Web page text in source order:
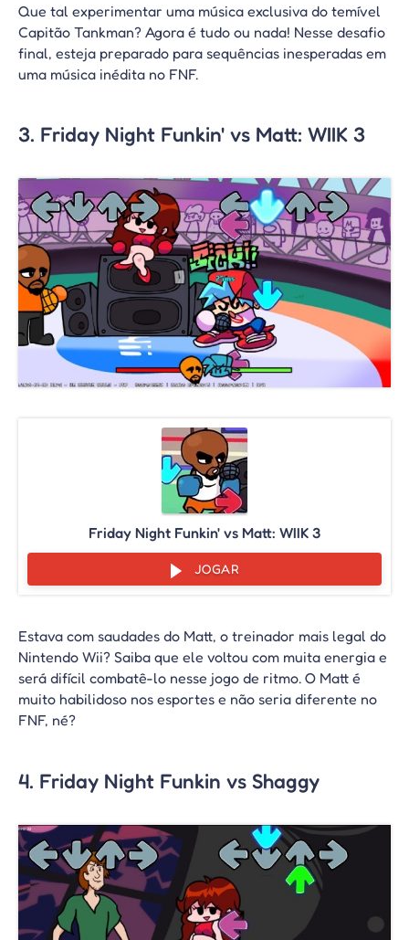
Que tal experimentar uma música exclusiva do temível
Capitão Tankman? Agora é tudo ou nada! Nesse desafio
final, esteja preparado para sequências inesperadas em
uma música inédita no FNF.
3. Friday Night Funkin' vs Matt: WIIK 3
Friday Night Funkin' vs Matt: WIIK 3
JOGAR
Estava com saudades do Matt, o treinador mais legal do
Nintendo Wii? Saiba que ele voltou com muita energia e
será difícil combatê-lo nesse jogo de ritmo. O Matt é
muito habilidoso nos esportes e não seria diferente no
FNF, né?
4. Friday Night Funkin vs Shaggy